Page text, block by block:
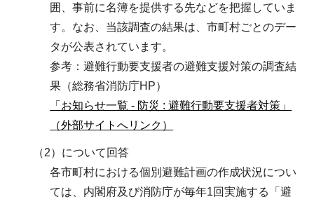
囲、事前に名簿を提供する先などを把握していま
す。なお、当該調査の結果は、市町村ごとのデー
タが公表されています。
参考：避難行動要支援者の避難支援対策の調査結
果（総務省消防庁HP）
「お知らせ一覧 - 防災 : 避難行動要支援者対策」
（外部サイトへリンク）
（2）について回答
各市町村における個別避難計画の作成状況につい
ては、内閣府及び消防庁が毎年1回実施する「避